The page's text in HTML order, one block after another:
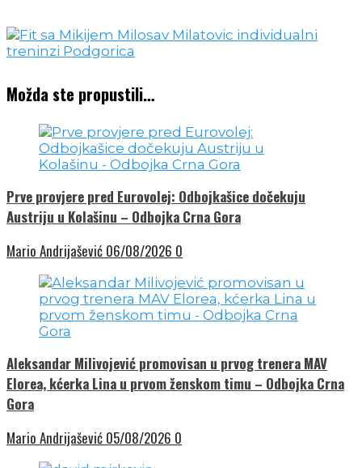
Možda ste propustili…
Prve provjere pred Eurovolej: Odbojkašice dočekuju
Austriju u Kolašinu – Odbojka Crna Gora
Mario Andrijašević 06/08/2026 0
Aleksandar Milivojević promovisan u prvog trenera MAV
Elorea, kćerka Lina u prvom ženskom timu – Odbojka Crna
Gora
Mario Andrijašević 05/08/2026 0